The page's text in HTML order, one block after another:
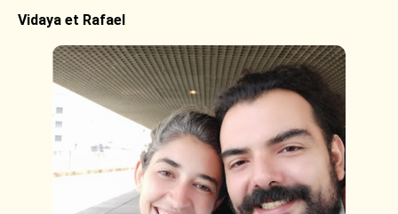
Vidaya et Rafael